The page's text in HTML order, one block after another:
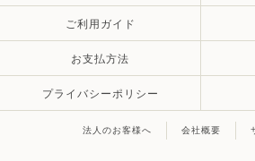
ご利用ガイド
お支払方法
プライバシーポリシー
法人のお客様へ 会社概要